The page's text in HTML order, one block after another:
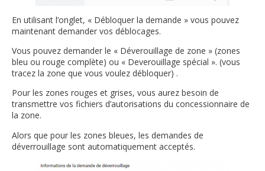
En utilisant l’onglet, « Débloquer la demande » vous pouvez
maintenant demander vos déblocages.
Vous pouvez demander le « Déverouillage de zone » (zones
bleu ou rouge complète) ou « Deverouillage spécial ». (vous
tracez la zone que vous voulez débloquer) .
Pour les zones rouges et grises, vous aurez besoin de
transmettre vos fichiers d’autorisations du concessionnaire de
la zone.
Alors que pour les zones bleues, les demandes de
déverrouillage sont automatiquement acceptés.